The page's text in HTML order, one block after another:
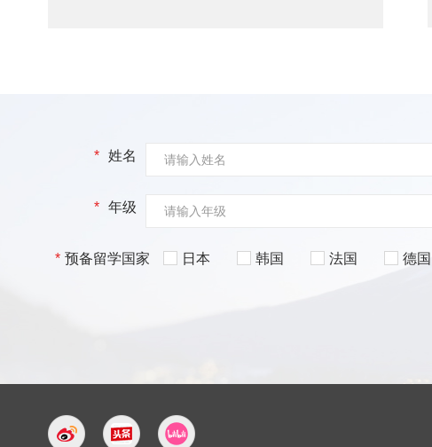
* 姓名
* 年级
* 预备留学国家 日本 韩国 法国 德国